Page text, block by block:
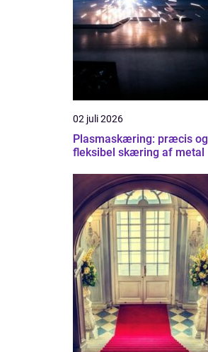
02 juli 2026
Plasmaskæring: præcis og
fleksibel skæring af metal